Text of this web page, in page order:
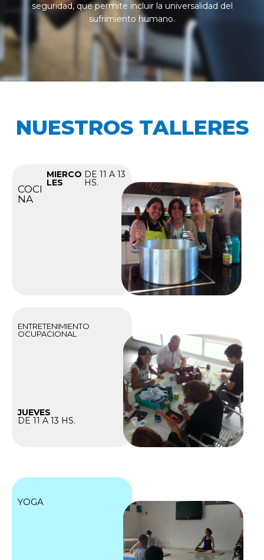
seguridad, que permite incluir la universalidad del
sufrimiento humano.
NUESTROS TALLERES
COCI
NA
MIERCO
LES
DE 11 A 13
HS.
ENTRETENIMIENTO
OCUPACIONAL
JUEVES
DE 11 A 13 HS.
YOGA